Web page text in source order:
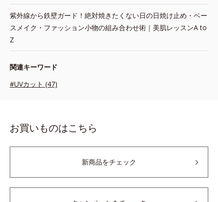
紫外線から鉄壁ガード！絶対焼きたくない日の日焼け止め・ベー
スメイク・ファッション小物の組み合わせ術｜美肌レッスンA to
Z
関連キーワード
#UVカット (47)
お買いものはこちら
新商品をチェック